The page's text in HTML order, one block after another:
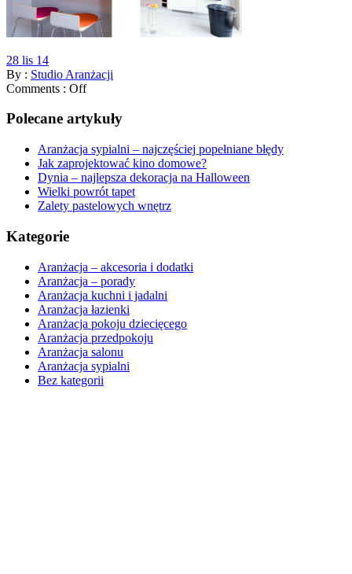
28 lis 14
By : Studio Aranżacji
Comments : Off
Polecane artykuły
Aranżacja sypialni – najczęściej popełniane błędy
Jak zaprojektować kino domowe?
Dynia – najlepsza dekoracja na Halloween
Wielki powrót tapet
Zalety pastelowych wnętrz
Kategorie
Aranżacja – akcesoria i dodatki
Aranżacja – porady
Aranżacja kuchni i jadalni
Aranżacja łazienki
Aranżacja pokoju dziecięcego
Aranżacja przedpokoju
Aranżacja salonu
Aranżacja sypialni
Bez kategorii